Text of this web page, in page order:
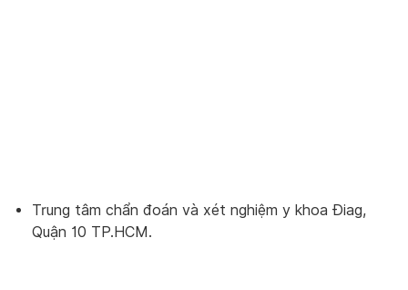
Trung tâm chẩn đoán và xét nghiệm y khoa Điag,
Quận 10 TP.HCM.